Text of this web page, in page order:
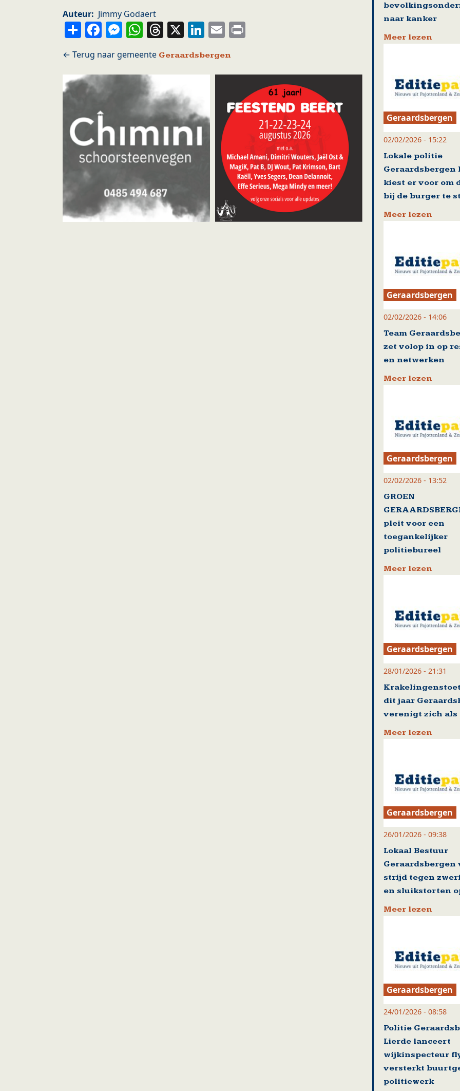
Auteur
Jimmy Godaert
ShareFacebook
Messenger
WhatsApp
Threads
X LinkedIn
Email
Geraardsbergen
naar kanker
Meer lezen
Geraardsbergen
02/02/2026 - 15:22
Lokale politie
Geraardsbergen
kiest er voor om
bij de burger te
Meer lezen
Geraardsbergen
02/02/2026 - 14:06
Team
zet volop in op
en netwerken
Meer lezen
Geraardsbergen
02/02/2026 - 13:52
GROEN
pleit voor een
toegankelijker
politiebureel
Meer lezen
Geraardsbergen
28/01/2026 - 21:31
dit jaar
verenigt zich als
Meer lezen
Geraardsbergen
26/01/2026 - 09:38
Lokaal Bestuur
Geraardsbergen
strijd tegen
en sluikstorten
Meer lezen
Geraardsbergen
24/01/2026 - 08:58
Politie
Lierde lanceert
wijkinspecteur
versterkt
politiewerk